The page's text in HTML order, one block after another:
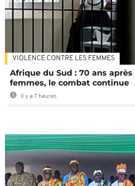
VIOLENCE CONTRE LES FEMMES
Afrique du Sud : 70 ans
femmes, le combat continue
Il y a 7 heures